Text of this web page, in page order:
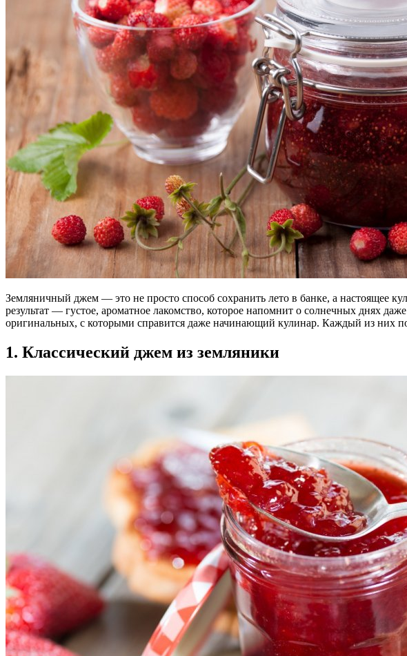
Земляничный джем — это не просто способ сохранить лето в банке, а настоящее
результат — густое, ароматное лакомство, которое напомнит о солнечных днях
оригинальных, с которыми справится даже начинающий кулинар. Каждый из них
1. Классический джем из земляники